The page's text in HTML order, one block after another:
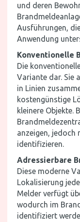
und deren
Ausführungen,
Anwendung
Konventionelle
Die
Variante dar. Sie
in Linien
kostengünstige
kleinere Objekte.
anzeigen, jedoch
identifizieren.
Adressierbare
Diese moderne
Lokalisierung
Melder verfügt
wodurch im
identifiziert